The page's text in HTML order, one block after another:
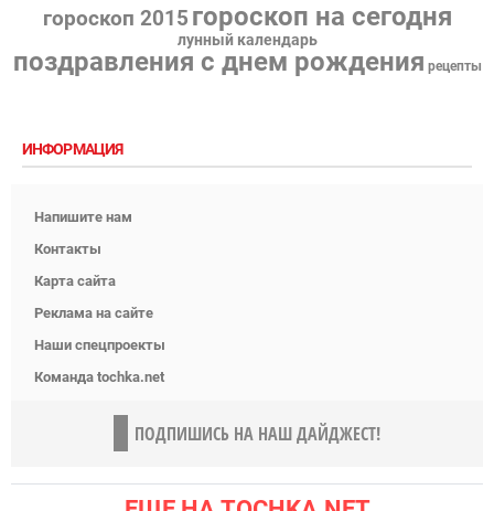
гороскоп 2015 гороскоп на сегодня
лунный календарь
поздравления с днем рождения рецепты
ИНФОРМАЦИЯ
Напишите нам
Контакты
Карта сайта
Реклама на сайте
Наши спецпроекты
Команда tochka.net
ПОДПИШИСЬ НА НАШ ДАЙДЖЕСТ!